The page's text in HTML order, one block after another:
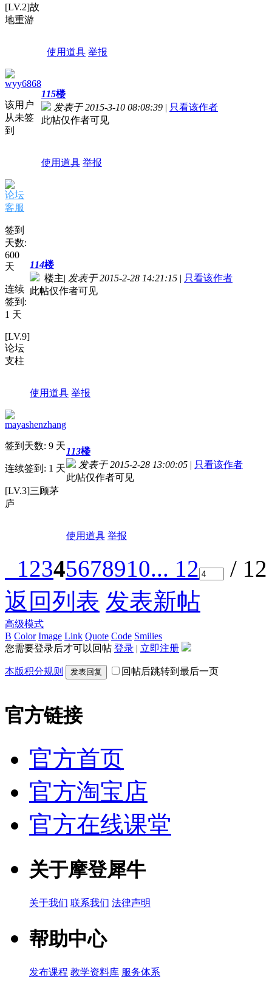
[LV.2]故
地重游
使用道具 举报
wyy6868
该用户
从未签
到
115楼
发表于 2015-3-10 08:08:39 | 只看该作者
此帖仅作者可见
使用道具 举报
论坛
客服
签到
天数:
600
天
连续
签到:
1 天
[LV.9]
论坛
支柱
114楼
楼主| 发表于 2015-2-28 14:21:15 | 只看该作者
此帖仅作者可见
使用道具 举报
mayashenzhang
签到天数: 9 天
连续签到: 1 天
[LV.3]三顾茅
庐
113楼
发表于 2015-2-28 13:00:05 | 只看该作者
此帖仅作者可见
使用道具 举报
12345678910... 12
/
返回列表 发表新帖
高级模式
B Color Image Link Quote Code Smilies
您需要登录后才可以回帖 登录 | 立即注册
本版积分规则 发表回复 回帖后跳转到最后一页
官方链接
官方首页
官方淘宝店
官方在线课堂
关于摩登犀牛
关于我们 联系我们 法律声明
帮助中心
发布课程 教学资料库 服务体系